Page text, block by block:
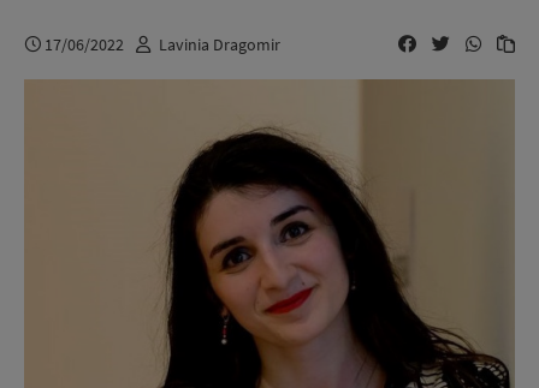
17/06/2022 Lavinia Dragomir